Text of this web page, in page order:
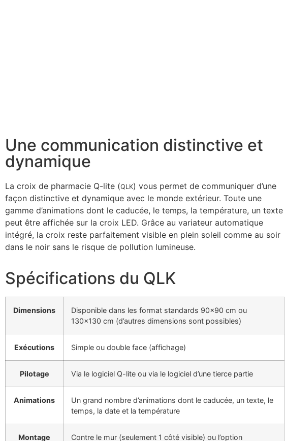
Une communication distinctive et
dynamique
La croix de pharmacie Q-lite (QLK) vous permet de communiquer d’une
façon distinctive et dynamique avec le monde extérieur. Toute une
gamme d’animations dont le caducée, le temps, la température, un texte
peut être affichée sur la croix LED. Grâce au variateur automatique
intégré, la croix reste parfaitement visible en plein soleil comme au soir
dans le noir sans le risque de pollution lumineuse.
Spécifications du QLK
Dimensions
Disponible dans les format standards 90×90 cm ou
130×130 cm (d’autres dimensions sont possibles)
Exécutions Simple ou double face (affichage)
Pilotage Via le logiciel Q-lite ou via le logiciel d’une tierce partie
Animations
Un grand nombre d’animations dont le caducée, un texte, le
temps, la date et la température
Montage Contre le mur (seulement 1 côté visible) ou l’option